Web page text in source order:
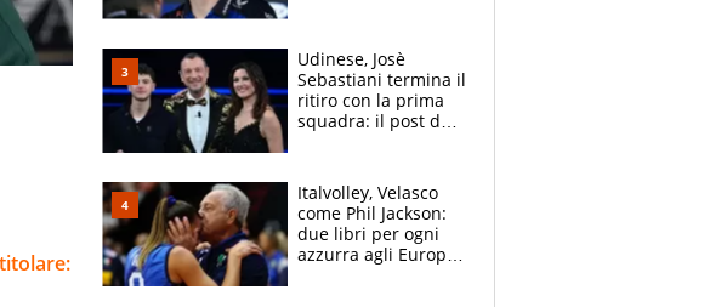
McLaren siano
meglio?”
Udinese, Josè
Sebastiani termina il
ritiro con la prima
squadra: il post del
sfondo
Italvolley, Velasco
come Phil Jackson:
due libri per ogni
azzurra agli Europei.